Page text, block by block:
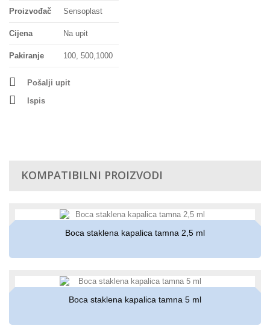
Proizvođač Sensoplast
Cijena Na upit
Pakiranje 100, 500,1000
Pošalji upit
Ispis
KOMPATIBILNI PROIZVODI
Boca staklena kapalica tamna 2,5 ml
Boca staklena kapalica tamna 5 ml